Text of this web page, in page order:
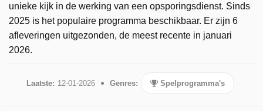
unieke kijk in de werking van een opsporingsdienst. Sinds
2025 is het populaire programma beschikbaar. Er zijn 6
afleveringen uitgezonden, de meest recente in januari
2026.
Laatste: 12-01-2026 Genres: Spelprogramma's